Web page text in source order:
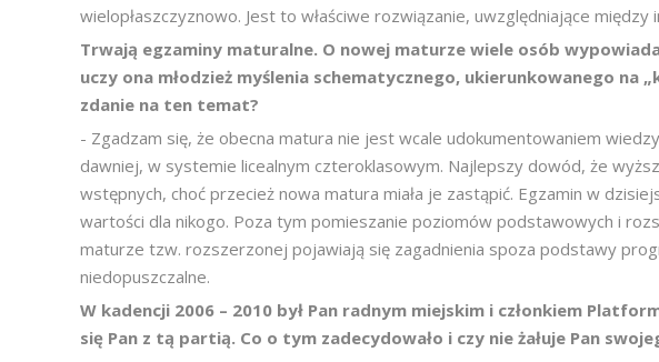
wielopłaszczyznowo. Jest to właściwe rozwiązanie, uwzględniające
Trwają egzaminy maturalne. O nowej maturze wiele osób
uczy ona młodzież myślenia schematycznego, ukierunkowanego na
zdanie na ten temat?
- Zgadzam się, że obecna matura nie jest wcale udokumentowaniem
dawniej, w systemie licealnym czteroklasowym. Najlepszy dowód, że
wstępnych, choć przecież nowa matura miała je zastąpić. Egzamin w
wartości dla nikogo. Poza tym pomieszanie poziomów podstawowych i
maturze tzw. rozszerzonej pojawiają się zagadnienia spoza podstawy
niedopuszczalne.
W kadencji 2006 – 2010 był Pan radnym miejskim i członkiem
się Pan z tą partią. Co o tym zadecydowało i czy nie żałuje Pan